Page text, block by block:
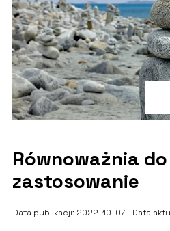
Równoważnia
zastosowanie
Data publikacji: 2022-10-07 Data